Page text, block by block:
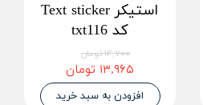
استیکر Text sticker
کد txt116
۱۴,۷۰۰ تومان
۱۳,۹۶۵ تومان
افزودن به سبد خرید